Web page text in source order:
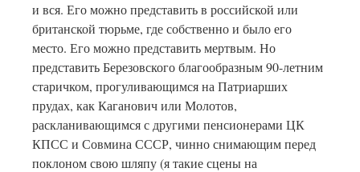
и вся. Его можно представить в российской или
британской тюрьме, где собственно и было его
место. Его можно представить мертвым. Но
представить Березовского благообразным 90-летним
старичком, прогуливающимся на Патриарших
прудах, как Каганович или Молотов,
раскланивающимся с другими пенсионерами ЦК
КПСС и Совмина СССР, чинно снимающим перед
поклоном свою шляпу (я такие сцены на